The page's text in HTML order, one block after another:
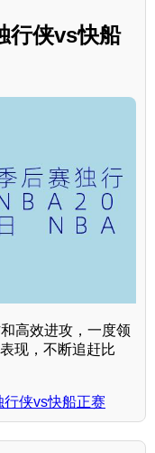
行侠vs快船
高效进攻，一度领
现，不断追赶比
侠vs快船正赛